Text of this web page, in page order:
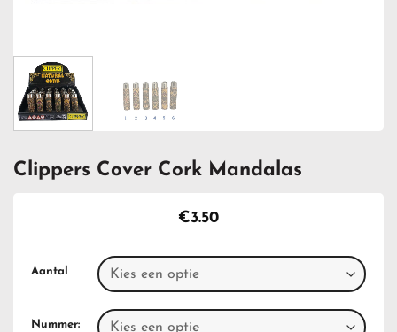
Clippers Cover Cork Mandalas
€3.50
Aantal
Nummer: